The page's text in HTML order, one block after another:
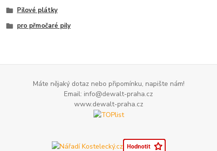
Pilové plátky
pro přmočaré pily
Máte nějaký dotaz nebo připomínku, napište nám!
Email: info@dewalt-praha.cz
www.dewalt-praha.cz